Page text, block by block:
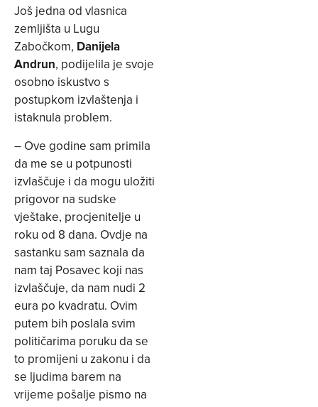
Još jedna od vlasnica
zemljišta u Lugu
Zabočkom, Danijela
Andrun, podijelila je svoje
osobno iskustvo s
postupkom izvlaštenja i
istaknula problem.
– Ove godine sam primila
da me se u potpunosti
izvlaščuje i da mogu uložiti
prigovor na sudske
vještake, procjenitelje u
roku od 8 dana. Ovdje na
sastanku sam saznala da
nam taj Posavec koji nas
izvlaščuje, da nam nudi 2
eura po kvadratu. Ovim
putem bih poslala svim
političarima poruku da se
to promijeni u zakonu i da
se ljudima barem na
vrijeme pošalje pismo na